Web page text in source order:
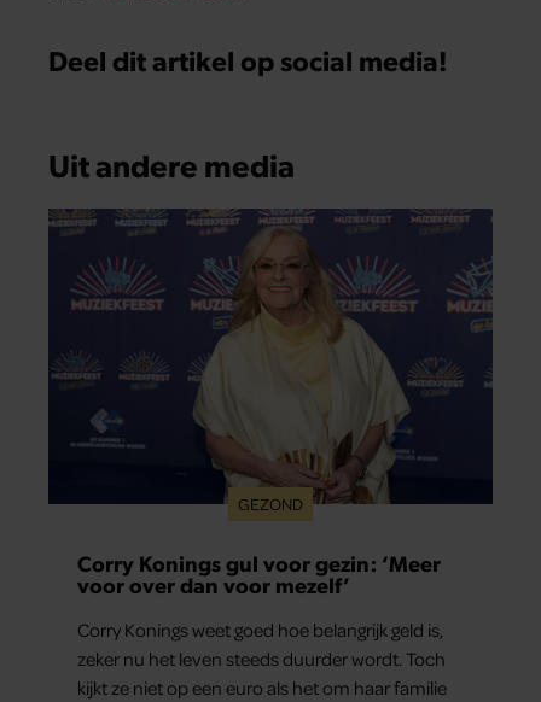
Deel dit artikel op social media!
Uit andere media
GEZOND
Corry Konings gul voor gezin: ‘Meer
voor over dan voor mezelf’
Corry Konings weet goed hoe belangrijk geld is,
zeker nu het leven steeds duurder wordt. Toch
kijkt ze niet op een euro als het om haar familie